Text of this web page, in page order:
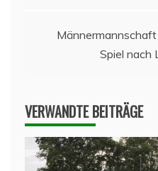
Spiel nach
VERWANDTE BEITRÄGE